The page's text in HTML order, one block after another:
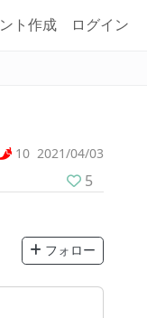
ト作成 ログイン
10 2021/04/03
5
フォロー